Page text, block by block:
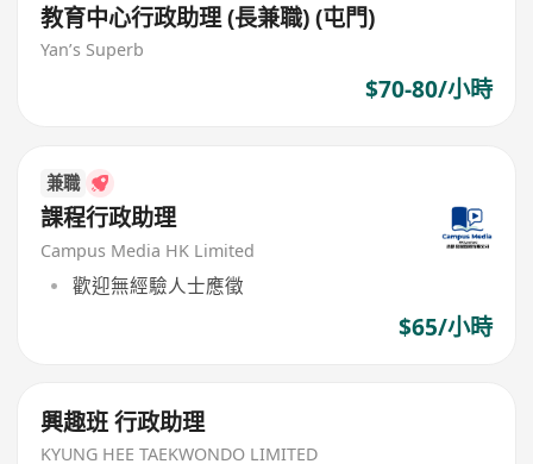
教育中心行政助理 (長兼職) (屯門)
Yan’s Superb
$70-80/小時
兼職
課程行政助理
Campus Media HK Limited
歡迎無經驗人士應徵
$65/小時
興趣班 行政助理
KYUNG HEE TAEKWONDO LIMITED